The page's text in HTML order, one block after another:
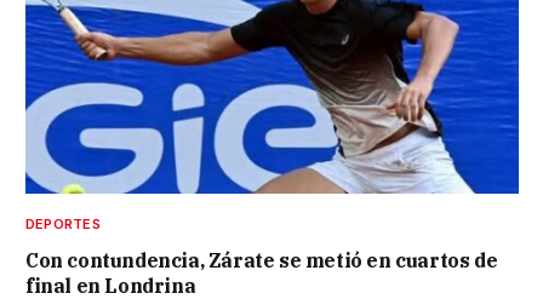
DEPORTES
Con contundencia, Zárate se metió en cuartos de
final en Londrina